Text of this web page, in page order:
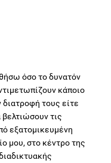
όσο το δυνατόν
κάποιο
τους είτε
τις
εξατομικευμένη
μου, στο κέντρο της